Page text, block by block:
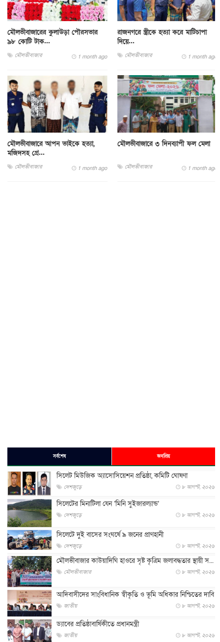
মৌলভীবাজারের কুলাউড়া পৌরসভার
৯৮ কোটি টাক...
মৌলভীবাজার 1 month ago
রাজনগরে স্ত্রীকে হত্যা করে মাটিচাপা
দিয়ে...
মৌলভীবাজার 1 month ago
মৌলভীবাজারে আপন ভাইকে হত্যা,
মজিদসহ গ্রে...
মৌলভীবাজার 1 month ago
মৌলভীবাজারে ৩ দিনব্যাপী ফল মেলা
মৌলভীবাজার 1 month ago
সর্বশেষ জনপ্রিয়
সিলেট মিউজিক অ্যাসোসিয়েশন প্রতিষ্ঠা, কমিটি ঘোষণা
দেশজুড়ে ৮ আগস্ট, ২০২৬
সিলেটের মিনাটিলা যেন ‘মিনি সুইজারল্যান্ড’
দেশজুড়ে ৮ আগস্ট, ২০২৬
সিলেটে দুই বাসের সংঘর্ষে ৯ জনের প্রাণহানী
দেশজুড়ে ৮ আগস্ট, ২০২৬
মৌলভীবাজার কাউয়াদিঘি হাওরে সৃষ্ট কৃত্রিম জলাবদ্ধতার স্থায়ী স...
মৌলভীবাজার ৮ আগস্ট, ২০২৬
আদিবাসীদের সাংবিধানিক স্বীকৃতি ও ভূমি অধিকার নিশ্চিতের দাবি
জাতীয় ৮ আগস্ট, ২০২৬
ড্যাবের প্রতিষ্ঠাবার্ষিকীতে প্রধানমন্ত্রী
জাতীয় ৮ আগস্ট, ২০২৬